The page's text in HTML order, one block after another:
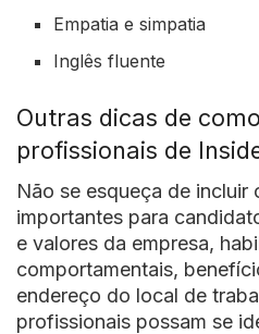
Empatia e simpatia
Inglês fluente
Outras dicas de
profissionais de
Não se esqueça de incluir
importantes para
e valores da empresa,
comportamentais,
endereço do local de
profissionais possam se